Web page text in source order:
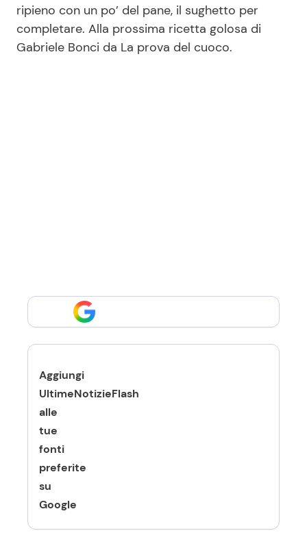
ripieno con un po’ del pane, il sughetto per
completare. Alla prossima ricetta golosa di
Gabriele Bonci da La prova del cuoco.
Aggiungi
UltimeNotizieFlash
alle
tue
fonti
preferite
su
Google